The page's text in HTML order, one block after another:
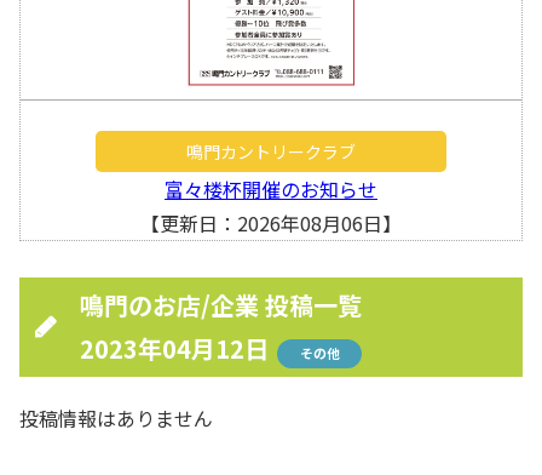
鳴門カントリークラブ
富々楼杯開催のお知らせ
【更新日：2026年08月06日】
鳴門のお店/企業 投稿一覧
2023年04月12日
その他
投稿情報はありません